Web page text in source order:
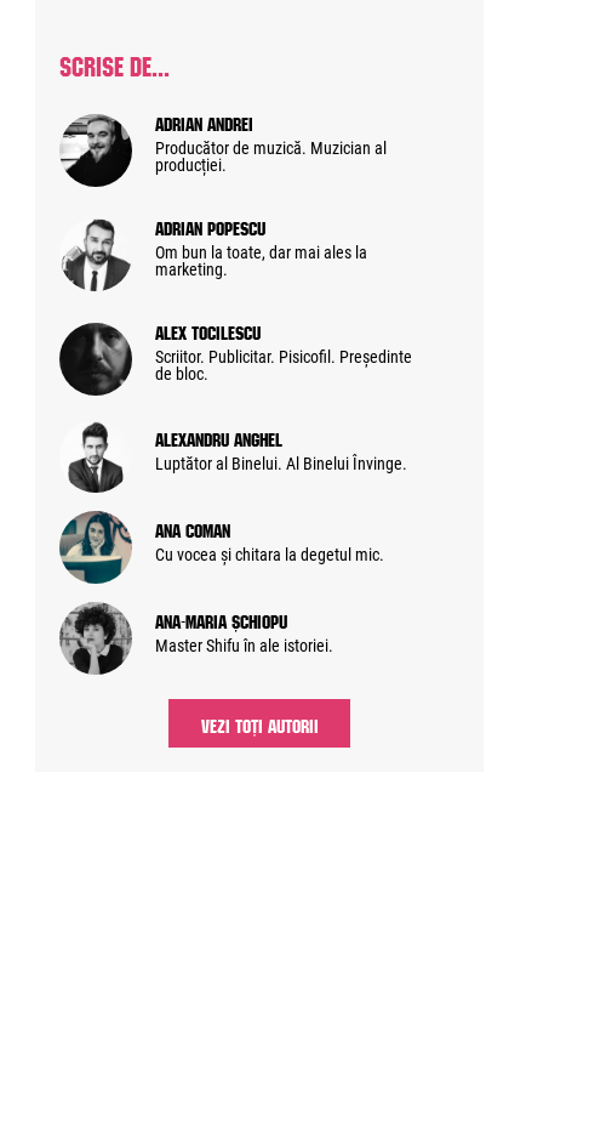
SCRISE DE...
Adrian Andrei
Producător de muzică. Muzician al
producției.
Adrian Popescu
Om bun la toate, dar mai ales la
marketing.
Alex Tocilescu
Scriitor. Publicitar. Pisicofil. Președinte
de bloc.
Alexandru Anghel
Luptător al Binelui. Al Binelui Învinge.
Ana Coman
Cu vocea și chitara la degetul mic.
Ana-Maria Șchiopu
Master Shifu în ale istoriei.
VEZI TOȚI AUTORII